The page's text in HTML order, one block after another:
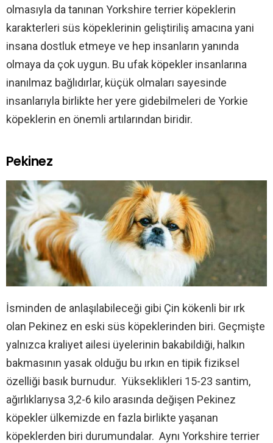
olmasıyla da tanınan Yorkshire terrier köpeklerin
karakterleri süs köpeklerinin geliştiriliş amacına yani
insana dostluk etmeye ve hep insanların yanında
olmaya da çok uygun. Bu ufak köpekler insanlarına
inanılmaz bağlıdırlar, küçük olmaları sayesinde
insanlarıyla birlikte her yere gidebilmeleri de Yorkie
köpeklerin en önemli artılarından biridir.
Pekinez
İsminden de anlaşılabileceği gibi Çin kökenli bir ırk
olan Pekinez en eski süs köpeklerinden biri. Geçmişte
yalnızca kraliyet ailesi üyelerinin bakabildiği, halkın
bakmasının yasak olduğu bu ırkın en tipik fiziksel
özelliği basık burnudur. Yükseklikleri 15-23 santim,
ağırlıklarıysa 3,2-6 kilo arasında değişen Pekinez
köpekler ülkemizde en fazla birlikte yaşanan
köpeklerden biri durumundalar. Aynı Yorkshire terrier